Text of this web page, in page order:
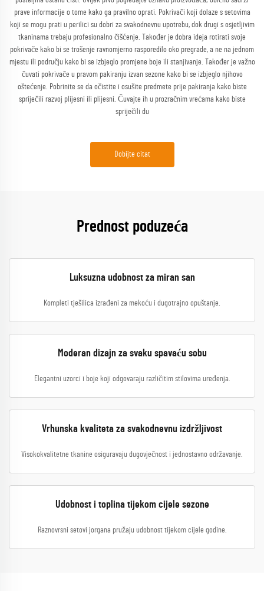
prave informacije o tome kako ga pravilno oprati. Pokrivači koji dolaze s setovima
koji se mogu prati u perilici su dobri za svakodnevnu upotrebu, dok drugi s osjetljivim
tkaninama trebaju profesionalno čišćenje. Također je dobra ideja rotirati svoje
pokrivače kako bi se trošenje ravnomjerno rasporedilo oko pregrade, a ne na jednom
mjestu ili području kako bi se izbjeglo promjene boje ili stanjivanje. Također je važno
čuvati pokrivače u pravom pakiranju izvan sezone kako bi se izbjeglo njihovo
oštećenje. Pobrinite se da očistite i osušite predmete prije pakiranja kako biste
spriječili razvoj plijesni ili plijesni. Čuvajte ih u prozračnim vrećama kako biste
spriječili du
Dobijte citat
Prednost poduzeća
Luksuzna udobnost za miran san
Kompleti tješilica izrađeni za mekoću i dugotrajno opuštanje.
Moderan dizajn za svaku spavaću sobu
Elegantni uzorci i boje koji odgovaraju različitim stilovima uređenja.
Vrhunska kvaliteta za svakodnevnu izdržljivost
Visokokvalitetne tkanine osiguravaju dugovječnost i jednostavno održavanje.
Udobnost i toplina tijekom cijele sezone
Raznovrsni setovi jorgana pružaju udobnost tijekom cijele godine.